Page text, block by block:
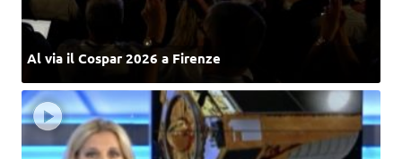
Al via il Cospar 2026 a Firenze